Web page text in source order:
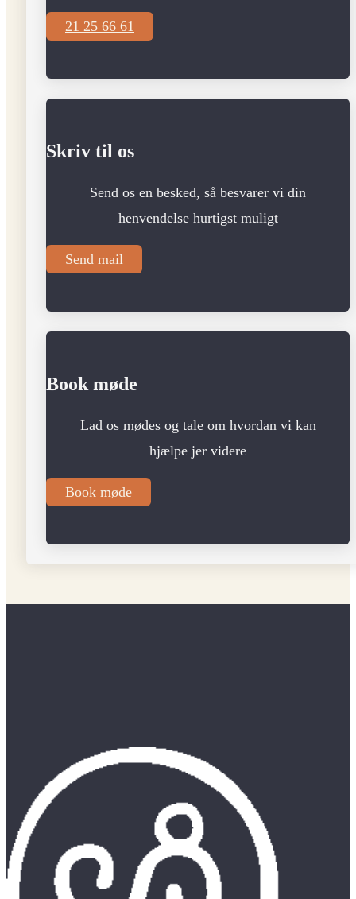
21 25 66 61
Skriv til os
Send os en besked, så besvarer vi din
henvendelse hurtigst muligt
Send mail
Book møde
Lad os mødes og tale om hvordan vi kan
hjælpe jer videre
Book møde